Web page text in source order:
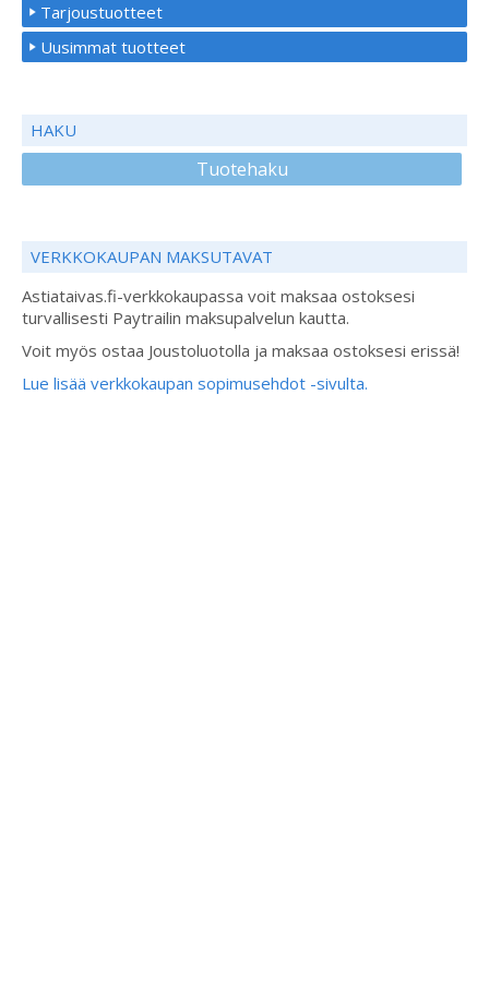
Tarjoustuotteet
Uusimmat tuotteet
HAKU
Tuotehaku
VERKKOKAUPAN MAKSUTAVAT
Astiataivas.fi-verkkokaupassa voit maksaa ostoksesi
turvallisesti Paytrailin maksupalvelun kautta.
Voit myös ostaa Joustoluotolla ja maksaa ostoksesi erissä!
Lue lisää verkkokaupan sopimusehdot -sivulta.